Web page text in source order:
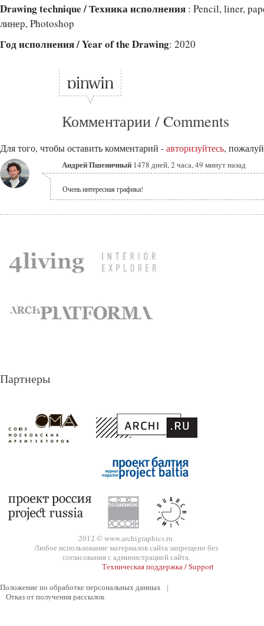
Drawing technique / Техника исполнения : Pencil, liner,
линер, Photoshop
Год исполнения / Year of the Drawing: 2020
Комментарии / Comments
Для того, чтобы оставить комментарий - авторизуйтесь,
Андрей Пшеничный 1478 дней, 2 часа, 49 минут назад
Очень интересная графика!
Партнеры
2012 © www.archigraphics.ru.
Любое использование материалов сайта запрещено без
согласования с администрацией сайта.
Техническая поддержка / Support
Положение по обработке персональных данных
|
Отказ от получения рассылок